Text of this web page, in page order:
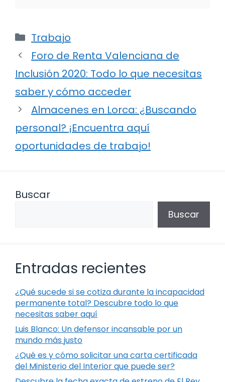
Categorías
Trabajo
Foro de Renta Valenciana de
Inclusión 2020: Todo lo que necesitas
saber y cómo acceder
Almacenes en Lorca: ¿Buscando
personal? ¡Encuentra aquí
oportunidades de trabajo!
Buscar
Buscar
Entradas recientes
¿Qué sucede si se cotiza durante la incapacidad
permanente total? Descubre todo lo que
necesitas saber aquí
Luis Blanco: Un defensor incansable por un
mundo más justo
¿Qué es y cómo solicitar una carta certificada
del Ministerio del Interior que puede ser?